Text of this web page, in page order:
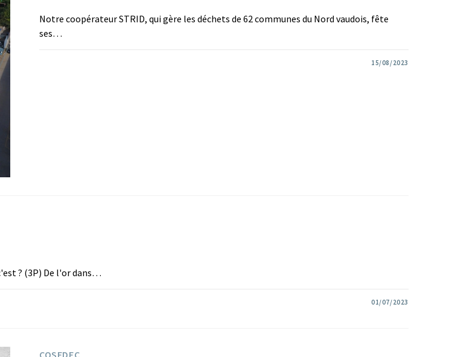
Notre coopérateur STRID, qui gère les déchets de 62 communes du Nord vaudois, fête
ses…
15/08/2023
? (3P) De l'or dans…
01/07/2023
COSEDEC